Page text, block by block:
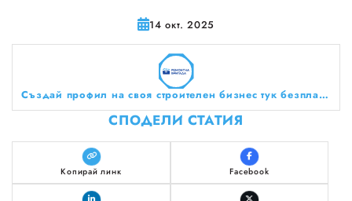
14 окт. 2025
Създай профил на своя строителен бизнес тук безплатно!
СПОДЕЛИ СТАТИЯ
Копирай линк Facebook